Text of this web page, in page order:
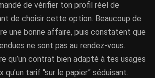
de vérifier ton profil réel de
de choisir cette option. Beaucoup de
une bonne affaire, puis constatent que
ne sont pas au rendez-vous.
qu’un contrat bien adapté à tes usages
tarif “sur le papier” séduisant.